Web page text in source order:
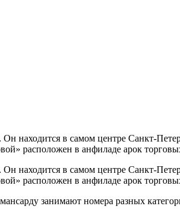
находится в самом центре Санкт-
расположен в анфиладе арок
находится в самом центре Санкт-
расположен в анфиладе арок
занимают номера разных